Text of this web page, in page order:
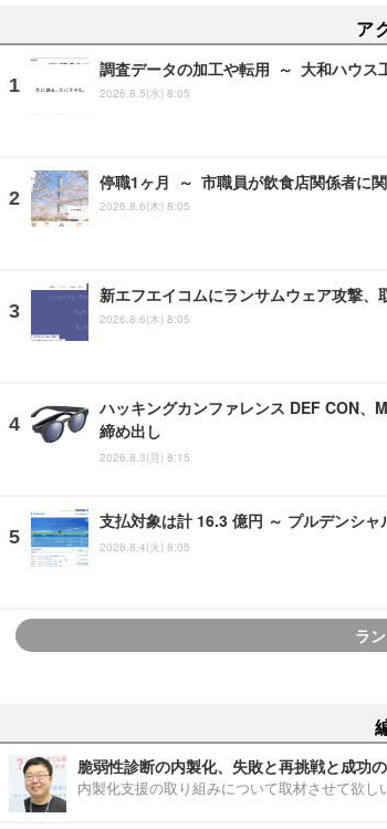
ア
調査データの加工や転用 ～ 大和ハウス
2026.8.5(水) 8:05
停職1ヶ月 ～ 市職員が飲食店関係者に
2026.8.6(木) 8:05
新エフエイコムにランサムウェア攻撃
2026.8.6(木) 8:05
ハッキングカンファレンス DEF CON、
締め出し
2026.8.3(月) 8:15
支払対象は計 16.3 億円 ～ プルデンシ
2026.8.4(火) 8:05
ラ
脆弱性診断の内製化、失敗と再挑戦と成功
内製化支援の取り組みについて取材させて欲